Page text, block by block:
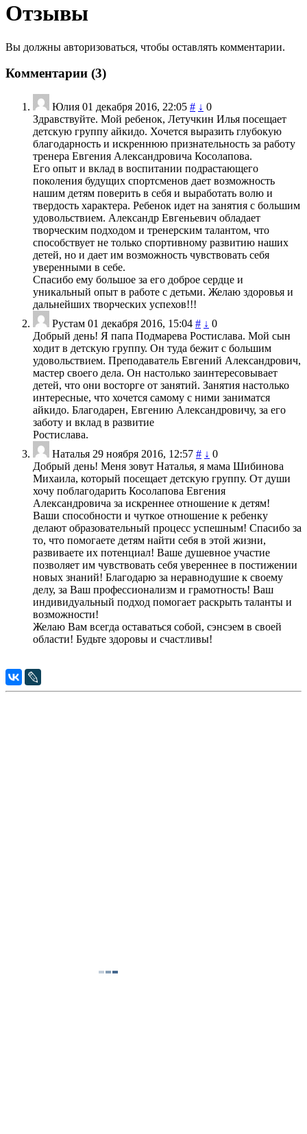
Отзывы
Вы должны авторизоваться, чтобы оставлять комментарии.
Комментарии (3)
Юлия 01 декабря 2016, 22:05 # ↓ 0
Здравствуйте. Мой ребенок, Летучкин Илья посещает
детскую группу айкидо. Хочется выразить глубокую
благодарность и искреннюю признательность за работу
тренера Евгения Александровича Косолапова.
Его опыт и вклад в воспитании подрастающего
поколения будущих спортсменов дает возможность
нашим детям поверить в себя и выработать волю и
твердость характера. Ребенок идет на занятия с большим
удовольствием. Александр Евгеньевич обладает
творческим подходом и тренерским талантом, что
способствует не только спортивному развитию наших
детей, но и дает им возможность чувствовать себя
уверенными в себе.
Спасибо ему большое за его доброе сердце и
уникальный опыт в работе с детьми. Желаю здоровья и
дальнейших творческих успехов!!!
Рустам 01 декабря 2016, 15:04 # ↓ 0
Добрый день! Я папа Подмарева Ростислава. Мой сын
ходит в детскую группу. Он туда бежит с большим
удовольствием. Преподаватель Евгений Александрович,
мастер своего дела. Он настолько заинтересовывает
детей, что они восторге от занятий. Занятия настолько
интересные, что хочется самому с ними заниматся
айкидо. Благодарен, Евгению Александровичу, за его
заботу и вклад в развитие
Ростислава.
Наталья 29 ноября 2016, 12:57 # ↓ 0
Добрый день! Меня зовут Наталья, я мама Шибинова
Михаила, который посещает детскую группу. От души
хочу поблагодарить Косолапова Евгения
Александровича за искреннее отношение к детям!
Ваши способности и чуткое отношение к ребенку
делают образовательный процесс успешным! Спасибо за
то, что помогаете детям найти себя в этой жизни,
развиваете их потенциал! Ваше душевное участие
позволяет им чувствовать себя увереннее в постижении
новых знаний! Благодарю за неравнодушие к своему
делу, за Ваш профессионализм и грамотность! Ваш
индивидуальный подход помогает раскрыть таланты и
возможности!
Желаю Вам всегда оставаться собой, сэнсэем в своей
области! Будьте здоровы и счастливы!